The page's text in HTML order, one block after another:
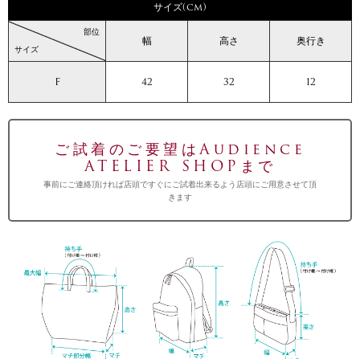
サイズ(cm)
サイズ
部位
幅 高さ 奥行き
F 42 32 12
ご試着のご要望はAudience
ATELIER SHOPまで
事前にご連絡頂ければ店頭ですぐにご試着出来るよう店頭にご用意させて頂
きます